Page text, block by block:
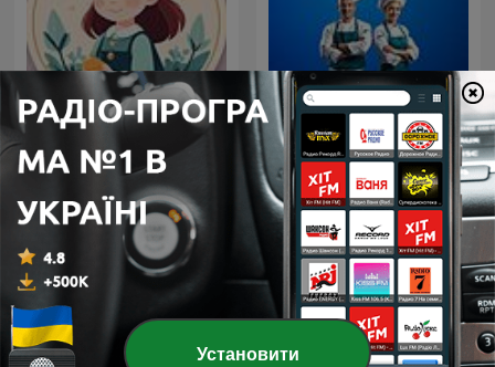
Казки для моїх дітей
5 recettes à la une - Radio
Fidélité
Установити